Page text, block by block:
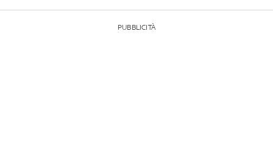
PUBBLICITÀ